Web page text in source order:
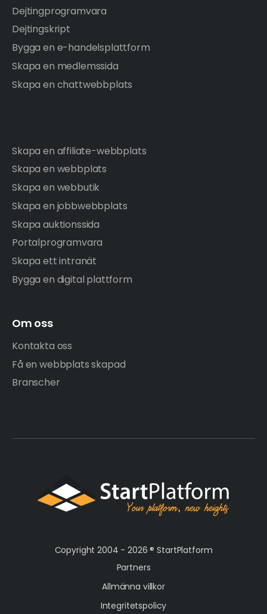
Dejtingprogramvara
Dejtingskript
Bygga en e-handelsplattform
Skapa en medlemssida
Skapa en chattwebbplats
Skapa en affiliate-webbplats
Skapa en webbplats
Skapa en webbutik
Skapa en jobbwebbplats
Skapa auktionssida
Portalprogramvara
Skapa ett intranät
Bygga en digital plattform
Om oss
Kontakta oss
Få en webbplats skapad
Branscher
Copyright 2004 - 2026 ®StartPlatform
Partners
Allmänna villkor
Integritetspolicy